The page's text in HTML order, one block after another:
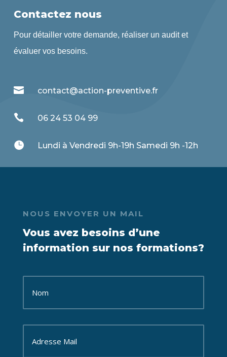
Contactez nous
Pour détailler votre demande, réaliser un audit et
évaluer vos besoins.
 contact@action-preventive.fr
 06 24 53 04 99
 Lundi à Vendredi 9h-19h Samedi 9h -12h
NOUS ENVOYER UN MAIL
Vous avez besoins d’une
information sur nos formations?